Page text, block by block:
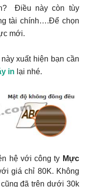
Điều này còn tùy
tài chính….Để chọn
mới.
xuất hiện bạn cần
in lại nhé.
hệ với công ty Mực
giá chỉ 80K. Không
đã trên dưới 30k